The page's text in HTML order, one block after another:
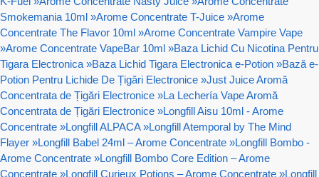
Smokemania 10ml »Arome Concentrate T-Juice »Arome
Concentrate The Flavor 10ml »Arome Concentrate Vampire Vape
»Arome Concentrate VapeBar 10ml »Baza Lichid Cu Nicotina Pentru
Tigara Electronica »Baza Lichid Tigara Electronica e-Potion »Bază e-
Potion Pentru Lichide De Țigări Electronice »Just Juice Aromă
Concentrata de Țigări Electronice »La Lechería Vape Aromă
Concentrata de Țigări Electronice »Longfill Aisu 10ml - Arome
Concentrate »Longfill ALPACA »Longfill Atemporal by The Mind
Flayer »Longfill Babel 24ml – Arome Concentrate »Longfill Bombo -
Arome Concentrate »Longfill Bombo Core Edition – Arome
Concentrate »Longfill Curieux Potions – Arome Concentrate »Longfill